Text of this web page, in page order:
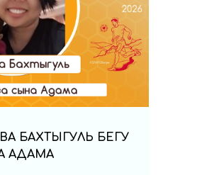
БАХТЫГУЛЬ БЕГУ
АДАМА